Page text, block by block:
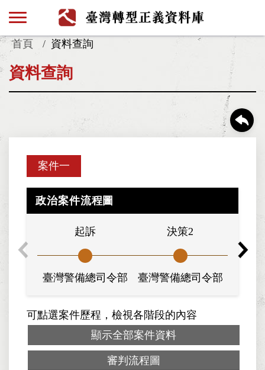
首頁 資料查詢
資料查詢
案件一
政治案件流程圖
起訴
臺灣警備總司令部
決策2
臺灣警備總司令部
可點選案件歷程，檢視各階段的內容
顯示全部案件資料
審判流程圖